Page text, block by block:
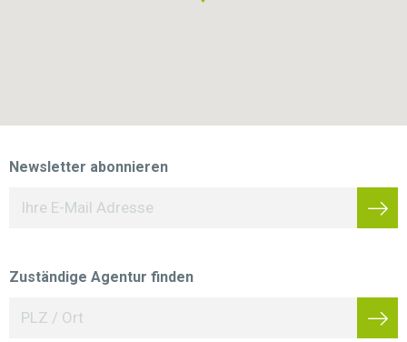
Newsletter abonnieren
Zuständige Agentur finden